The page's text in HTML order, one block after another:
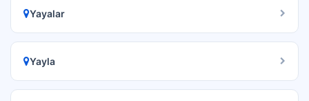
Yayalar
Yayla